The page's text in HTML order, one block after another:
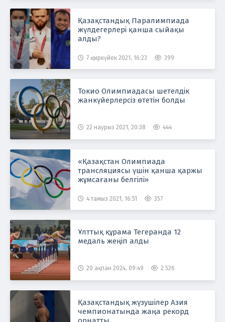
Қазақстандық Паралимпиада
жүлдегерлері қанша сыйақы
алды?
7 қыркүйек 2021, 16:23 399
Токио Олимпиадасы шетелдік
жанкүйерлерсіз өтетін болды
22 наурыз 2021, 20:38 444
«Қазақстан Олимпиада
трансляциясы үшін қанша қаржы
жұмсағаны белгілі»
4 тамыз 2021, 16:51 357
Ұлттық құрама Тегеранда 12
медаль жеңіп алды
20 ақпан 2024, 09:49 2 526
Қазақстандық жүзушілер Азия
чемпионатында жаңа рекорд